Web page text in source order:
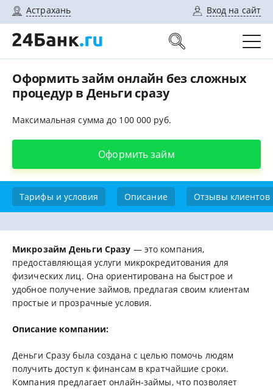
Астрахань Вход на сайт
Оформить займ онлайн без сложных
процедур в Деньги сразу
Максимальная сумма до 100 000 руб.
Оформить займ
Тарифы и условия Описание Отзывы клиентов
Микрозайм Деньги Сразу — это компания,
предоставляющая услуги микрокредитования для
физических лиц. Она ориентирована на быстрое и
удобное получение займов, предлагая своим клиентам
простые и прозрачные условия.
Описание компании:
Деньги Сразу была создана с целью помочь людям
получить доступ к финансам в кратчайшие сроки.
Компания предлагает онлайн-займы, что позволяет